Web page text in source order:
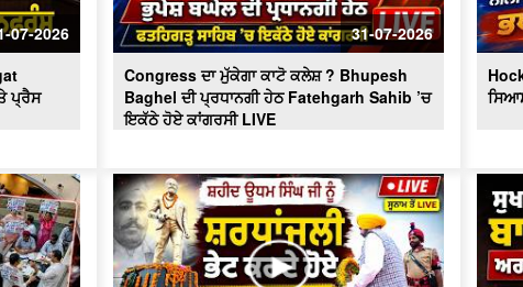
Massive Blast in Coal Mine
ਮਜ਼ਦੂਰਾਂ ਦੀ ਮੌ.ਤ
07-2026
ਪ੍ਰੈਸ
31-07-2026
Congress ਦਾ ਮੁੱਕੇਗਾ ਕਾਟੋ ਕਲੇਸ਼ ? Bhupesh
Baghel ਦੀ ਪ੍ਰਧਾਨਗੀ ਹੇਠ Fatehgarh Sahib ’ਚ
ਇਕੱਠੇ ਹੋਏ ਕਾਂਗਰਸੀ LIVE